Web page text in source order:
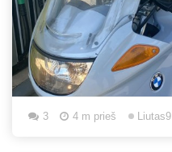
3 4 m prieš Liutas9